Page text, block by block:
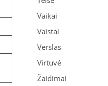
Vaikai
Vaistai
Verslas
Virtuvė
Žaidimai